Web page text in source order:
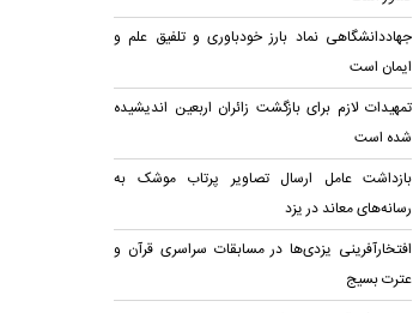
جهاددانشگاهی نماد بارز خودباوری و تلفیق علم و
ایمان است
تمهیدات لازم برای بازگشت زائران اربعین اندیشیده
شده است
بازداشت عامل ارسال تصاویر پرتاب موشک به
رسانه‌های معاند در یزد
افتخارآفرینی یزدی‌ها در مسابقات سراسری قرآن و
عترت بسیج